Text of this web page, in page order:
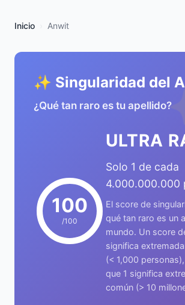
Inicio Anwit
✨ Singularidad del
¿Qué tan raro es tu apellido?
100
/100
ULTRA
Solo 1 de cada
4.000.000.000
El score de
qué tan raro es un
mundo. Un score
significa
(< 1,000
que 1 significa
común (> 10